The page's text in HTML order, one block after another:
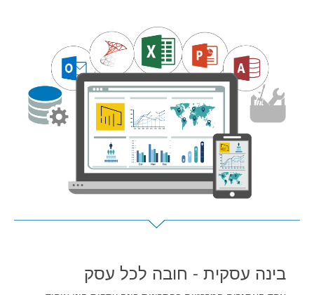
בינה עסקית - חובה לכל עסק